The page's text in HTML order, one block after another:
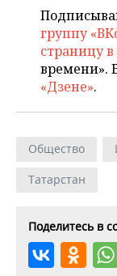
группу
страницу
времени».
«Дзене».
Общество
Татарстан
Поделитесь в